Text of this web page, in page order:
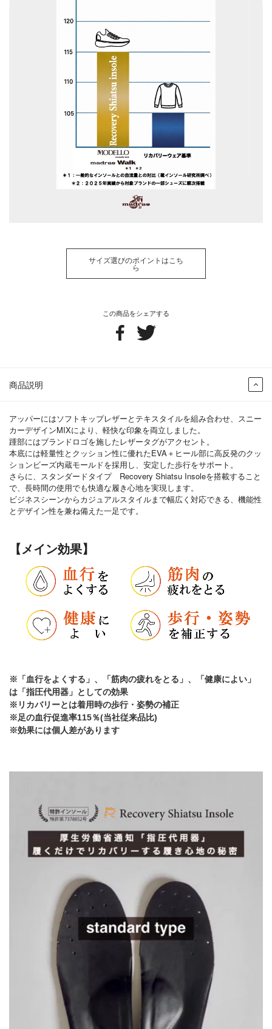
この商品をシェアする
商品説明
アッパーにはソフトキップレザーとテキスタイルを組み合わせ、スニー
カーデザインMIXにより、軽快な印象を両立しました。
踵部にはブランドロゴを施したレザータグがアクセント。
本底には軽量性とクッション性に優れたEVA＋ヒール部に高反発のクッ
ションビーズ内蔵モールドを採用し、安定した歩行をサポート。
さらに、スタンダードタイプ Recovery Shiatsu Insoleを搭載すること
で、長時間の使用でも快適な履き心地を実現します。
ビジネスシーンからカジュアルスタイルまで幅広く対応できる、機能性
とデザイン性を兼ね備えた一足です。
【メイン効果】
※「血行をよくする」、「筋肉の疲れをとる」、「健康によい」
は「指圧代用器」としての効果
※リカバリーとは着用時の歩行・姿勢の補正
※足の血行促進率115％(当社従来品比)
※効果には個人差があります
サイズ選びのポイントはこち
ら